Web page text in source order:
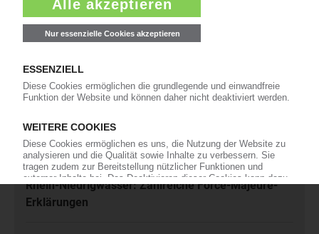
Datenschutzbestimmungen
und akzeptiere diese.
Karl Hess: Automobilzulieferer ist insolvent
Rhein-Niedrigwasser: Zahlreiche Force-Majeure-
Erklärungen